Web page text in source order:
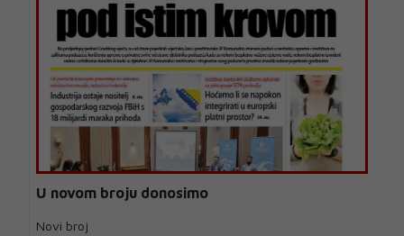
U novom broju donosimo
Novi broj